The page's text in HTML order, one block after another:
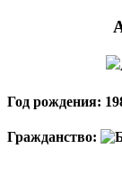
Год рождения:
Гражданство: